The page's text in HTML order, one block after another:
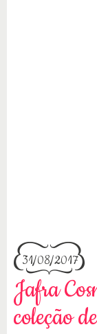
31/08/2017
Jafra
coleção